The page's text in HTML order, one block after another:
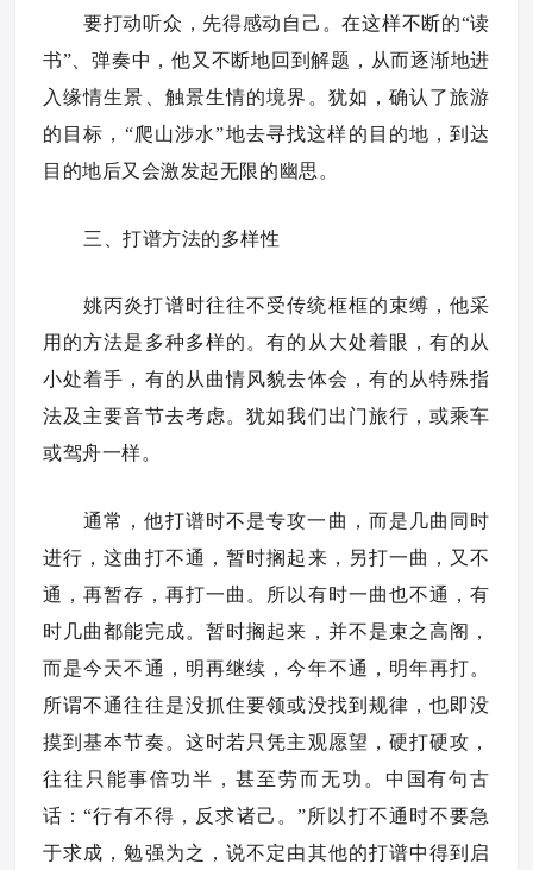
要打动听众，先得感动自己。在这样不断的“读
书”、弹奏中，他又不断地回到解题，从而逐渐地进
入缘情生景、触景生情的境界。犹如，确认了旅游
的目标，“爬山涉水”地去寻找这样的目的地，到达
目的地后又会激发起无限的幽思。
三、打谱方法的多样性
姚丙炎打谱时往往不受传统框框的束缚，他采
用的方法是多种多样的。有的从大处着眼，有的从
小处着手，有的从曲情风貌去体会，有的从特殊指
法及主要音节去考虑。犹如我们出门旅行，或乘车
或驾舟一样。
通常，他打谱时不是专攻一曲，而是几曲同时
进行，这曲打不通，暂时搁起来，另打一曲，又不
通，再暂存，再打一曲。所以有时一曲也不通，有
时几曲都能完成。暂时搁起来，并不是束之高阁，
而是今天不通，明再继续，今年不通，明年再打。
所谓不通往往是没抓住要领或没找到规律，也即没
摸到基本节奏。这时若只凭主观愿望，硬打硬攻，
往往只能事倍功半，甚至劳而无功。中国有句古
话：“行有不得，反求诸己。”所以打不通时不要急
于求成，勉强为之，说不定由其他的打谱中得到启